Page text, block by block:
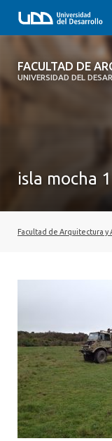
FACULTAD DE
UNIVERSIDAD DEL
FACULTAD DE
PLATAFORMA VUT
isla mocha 1
Facultad de Arquitectura y